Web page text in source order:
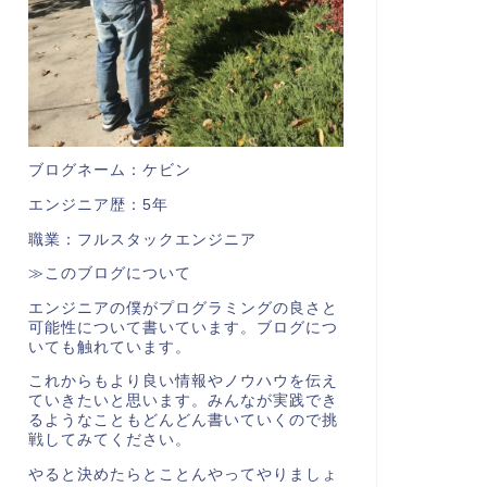
ブログネーム：ケビン
エンジニア歴：5年
職業：フルスタックエンジニア
≫このブログについて
エンジニアの僕がプログラミングの良さと
可能性について書いています。ブログにつ
いても触れています。
これからもより良い情報やノウハウを伝え
ていきたいと思います。みんなが実践でき
るようなこともどんどん書いていくので挑
戦してみてください。
やると決めたらとことんやってやりましょ